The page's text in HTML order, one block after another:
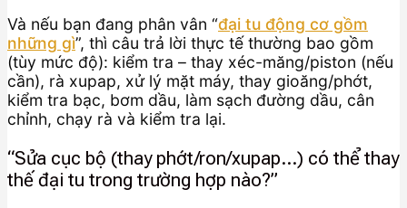
Và nếu bạn đang phân vân “đại tu động cơ gồm
những gì”, thì câu trả lời thực tế thường bao gồm
(tùy mức độ): kiểm tra – thay xéc-măng/piston (nếu
cần), rà xupap, xử lý mặt máy, thay gioăng/phớt,
kiểm tra bạc, bơm dầu, làm sạch đường dầu, cân
chỉnh, chạy rà và kiểm tra lại.
“Sửa cục bộ (thay phớt/ron/xupap…) có thể thay
thế đại tu trong trường hợp nào?”